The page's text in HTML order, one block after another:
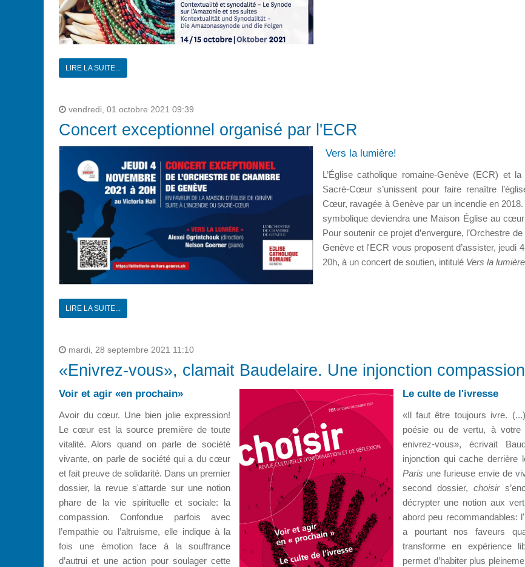
LIRE LA SUITE...
vendredi, 01 octobre 2021 09:39
Concert exceptionnel organisé par l'ECR
Vers la lumière!
L’Église catholique romaine-Genève (ECR) et
Sacré-Cœur s’unissent pour faire renaître
Cœur, ravagée à Genève par un incendie en
symbolique deviendra une Maison Église au
Pour soutenir ce projet d’envergure, l’Orchestre
Genève et l'ECR vous proposent d’assister, jeudi
20h, à un concert de soutien, intitulé Vers la
LIRE LA SUITE...
mardi, 28 septembre 2021 11:10
«Enivrez-vous», clamait Baudelaire. Une injonction
Voir et agir «en prochain»
Avoir du cœur. Une bien jolie expression!
Le cœur est la source première de toute
vitalité. Alors quand on parle de société
vivante, on parle de société qui a du cœur
et fait preuve de solidarité. Dans un premier
dossier, la revue s'attarde sur une notion
phare de la vie spirituelle et sociale: la
compassion. Confondue parfois avec
l’empathie ou l’altruisme, elle indique à la
fois une émotion face à la souffrance
d’autrui et une action pour soulager cette
Le culte de l'ivresse
«Il faut être toujours ivre.
poésie ou de vertu, à votre
enivrez-vous», écrivait
injonction qui cache derrière
Paris une furieuse envie de
second dossier, choisir
décrypter une notion aux
abord peu recommandables:
a pourtant nos faveurs
transforme en expérience
permet d’habiter plus